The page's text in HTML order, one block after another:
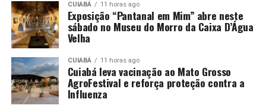
CUIABÁ 11 horas ago
Exposição “Pantanal em Mim” abre neste
sábado no Museu do Morro da Caixa D’Água
Velha
CUIABÁ 11 horas ago
Cuiabá leva vacinação ao Mato Grosso
AgroFestival e reforça proteção contra a
Influenza